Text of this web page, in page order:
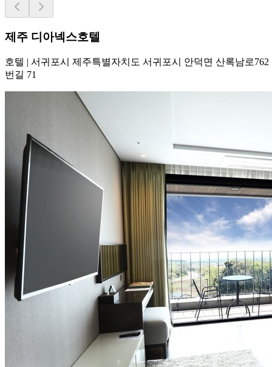
제주 디아넥스호텔
호텔 | 서귀포시 제주특별자치도 서귀포시 안덕면 산록남로762
번길 71